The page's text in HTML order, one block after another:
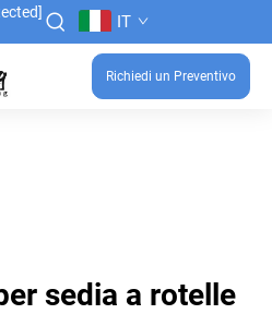
IT
Richiedi un Preventivo
sedia a rotelle